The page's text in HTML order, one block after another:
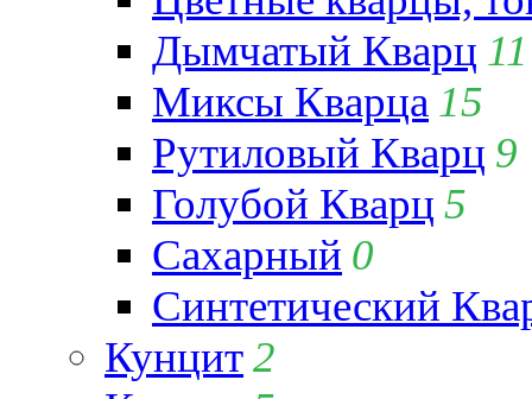
Дымчатый Кварц 11
Миксы Кварца 15
Рутиловый Кварц 9
Голубой Кварц 5
Сахарный 0
Синтетический
Кунцит2